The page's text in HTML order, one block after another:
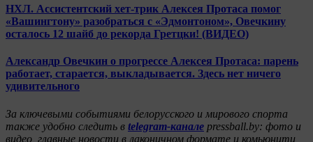
НХЛ. Ассистентский хет-трик Алексея Протаса помог
«Вашингтону» разобраться с «Эдмонтоном», Овечкину
осталось 12 шайб до рекорда Гретцки! (ВИДЕО)
Александр Овечкин о прогрессе Алексея Протаса: парень
работает, старается, выкладывается. Здесь нет ничего
удивительного
За ключевыми событиями белорусского и мирового спорта
также удобно следить в telegram-канале pressball.by: фото и
видео, главные новости в лаконичном формате и комьюнити